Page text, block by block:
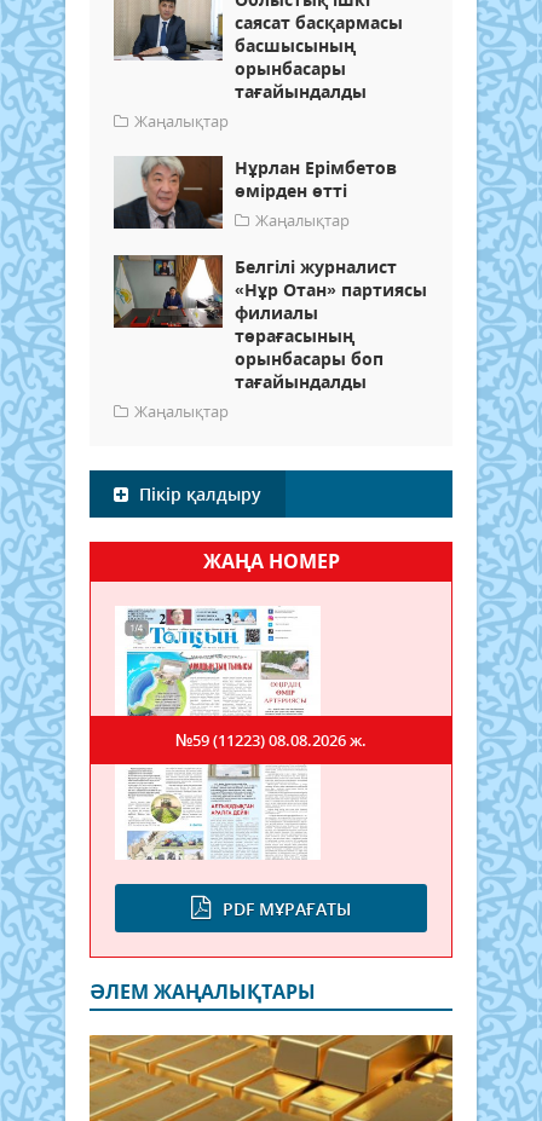
саясат басқармасы
басшысының
орынбасары
тағайындалды
Жаңалықтар
Нұрлан Ерімбетов
өмірден өтті
Жаңалықтар
Белгілі журналист
«Нұр Отан» партиясы
филиалы
төрағасының
орынбасары боп
тағайындалды
Жаңалықтар
Пікір қалдыру
ЖАҢА НОМЕР
PDF МҰРАҒАТЫ
№59 (11223)08.08.2026 ж.
ӘЛЕМ ЖАҢАЛЫҚТАРЫ